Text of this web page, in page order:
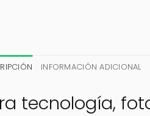
INFORMACIÓN ADICIONAL
tecnología,